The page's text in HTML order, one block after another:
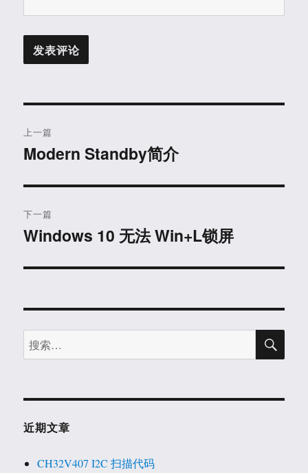
章
航
上一篇
上
文
章：
Modern Standby简介
下一篇
下
文
Windows 10 无法 Win+L锁屏
搜
索：
搜
近期文章
CH32V407 I2C 扫描代码